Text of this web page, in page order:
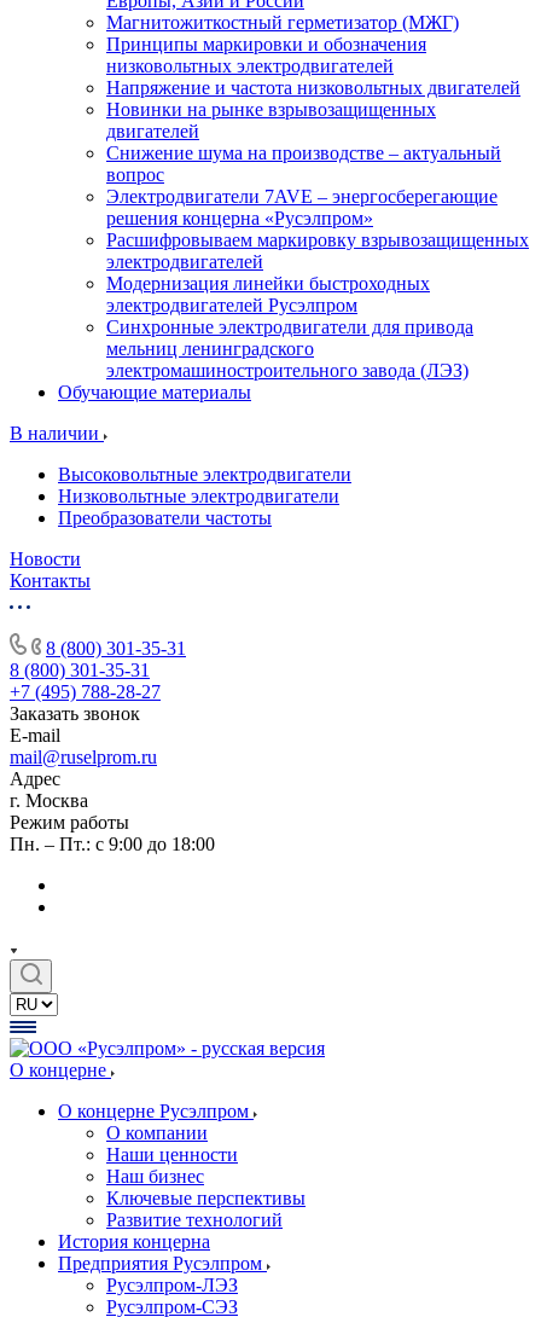
Магнитожиткостный герметизатор (МЖГ)
Принципы маркировки и обозначения
низковольтных электродвигателей
Напряжение и частота низковольтных двигателей
Новинки на рынке взрывозащищенных
двигателей
Снижение шума на производстве – актуальный
вопрос
Электродвигатели 7AVE – энергосберегающие
решения концерна «Русэлпром»
Расшифровываем маркировку взрывозащищенных
электродвигателей
Модернизация линейки быстроходных
электродвигателей Русэлпром
Синхронные электродвигатели для привода
мельниц ленинградского
электромашиностроительного завода (ЛЭЗ)
Обучающие материалы
В наличии
Высоковольтные электродвигатели
Низковольтные электродвигатели
Преобразователи частоты
Новости
Контакты
8 (800) 301-35-31
8 (800) 301-35-31
+7 (495) 788-28-27
Заказать звонок
E-mail
mail@ruselprom.ru
Адрес
г. Москва
Режим работы
Пн. – Пт.: с 9:00 до 18:00
О концерне
О концерне Русэлпром
О компании
Наши ценности
Наш бизнес
Ключевые перспективы
Развитие технологий
История концерна
Предприятия Русэлпром
Русэлпром-ЛЭЗ
Русэлпром-СЭЗ